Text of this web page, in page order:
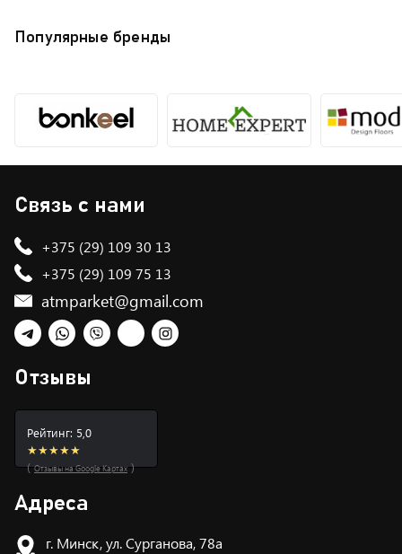
Популярные бренды
Адреса
г. Минск, ул. Сурганова, 78а
Связь с нами
+375 (29) 109 30 13
+375 (29) 109 75 13
atmparket@gmail.com
Telegram
WhatsApp
ViberTikTokInstagram
Отзывы
Рейтинг: 5,0
★★★★★
(Отзывы на Google Картах)